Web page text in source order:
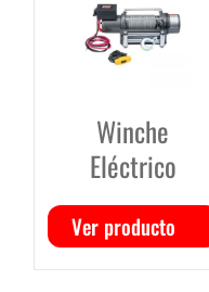
Winche
Eléctrico
Ver producto